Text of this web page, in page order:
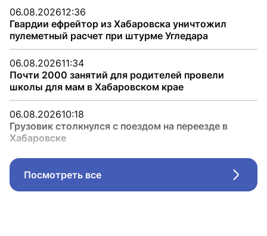
06.08.202612:36
Гвардии ефрейтор из Хабаровска уничтожил
пулеметный расчет при штурме Угледара
06.08.202611:34
Почти 2000 занятий для родителей провели
школы для мам в Хабаровском крае
06.08.202610:18
Грузовик столкнулся с поездом на переезде в
Хабаровске
Посмотреть все